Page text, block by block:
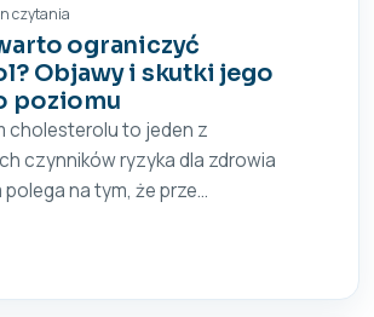
czytania
ograniczyć
Objawy i skutki jego
poziomu
cholesterolu to jeden z
czynników ryzyka dla zdrowia
na tym, że prze...